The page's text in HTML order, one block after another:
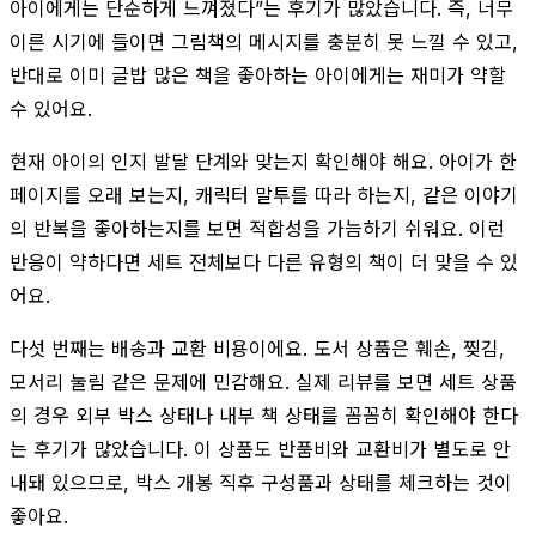
아이에게는 단순하게 느껴졌다”는 후기가 많았습니다. 즉, 너무
이른 시기에 들이면 그림책의 메시지를 충분히 못 느낄 수 있고,
반대로 이미 글밥 많은 책을 좋아하는 아이에게는 재미가 약할
수 있어요.
현재 아이의 인지 발달 단계와 맞는지 확인해야 해요. 아이가 한
페이지를 오래 보는지, 캐릭터 말투를 따라 하는지, 같은 이야기
의 반복을 좋아하는지를 보면 적합성을 가늠하기 쉬워요. 이런
반응이 약하다면 세트 전체보다 다른 유형의 책이 더 맞을 수 있
어요.
다섯 번째는 배송과 교환 비용이에요. 도서 상품은 훼손, 찢김,
모서리 눌림 같은 문제에 민감해요. 실제 리뷰를 보면 세트 상품
의 경우 외부 박스 상태나 내부 책 상태를 꼼꼼히 확인해야 한다
는 후기가 많았습니다. 이 상품도 반품비와 교환비가 별도로 안
내돼 있으므로, 박스 개봉 직후 구성품과 상태를 체크하는 것이
좋아요.